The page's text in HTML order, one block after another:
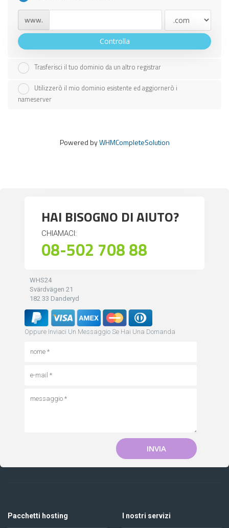
www.
Controlla
Trasferisci il tuo dominio da un altro registrar
Utilizzerò il mio dominio esistente ed aggiornerò i
nameserver
Powered byWHMCompleteSolution
HAI BISOGNO DI AIUTO?
CHIAMACI:
08-502 708 88
WHS24
Svärdvägen 21
182 33 Danderyd
Oppure Inviaci Un Messaggio Se Hai Una Domanda
INVIA
Pacchetti hosting I nostri servizi